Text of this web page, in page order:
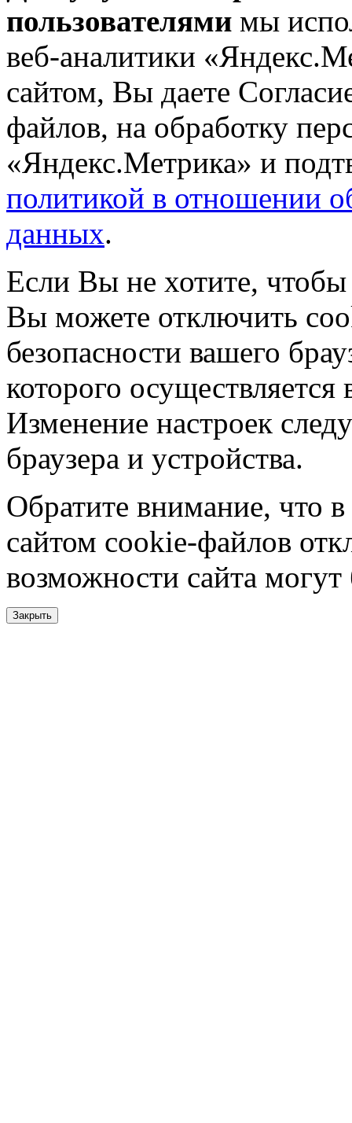
пользователями мы
веб-аналитики
сайтом, Вы даете
файлов, на обработку
«Яндекс.Метрика» и
политикой в отношении
данных.
Если Вы не хотите,
Вы можете отключить
безопасности вашего
которого
Изменение настроек
браузера и устройства.
Обратите внимание, что в
сайтом cookie-файлов
возможности сайта
Закрыть